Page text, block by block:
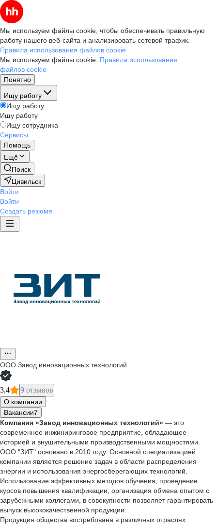
Мы используем файлы cookie, чтобы обеспечивать правильную
работу нашего веб-сайта и анализировать сетевой трафик.
Правила использования файлов cookie
Мы используем файлы cookie. Правила использования
файлов cookie
Понятно
Ищу работу
Ищу работу
Ищу работу
Ищу сотрудника
Сервисы
Помощь
Ещё
Поиск
Цивильск
Войти
Войти
Создать резюме
ООО Завод инновационных технологий
3,4 9 отзывов
О компании
Вакансии7
Компания «Завод инновационных технологий» — это
современное инжиниринговое предприятие, обладающее
историей и внушительными производственными мощностями.
ООО "ЗИТ" основано в 2010 году. Основной специализацией
компании является решение задач в области распределения
энергии и использования энергосберегающих технологий.
Использование эффективных методов обучения, проведение
курсов повышения квалификации, организация обмена опытом с
зарубежными коллегами, в совокупности позволяет гарантировать
выпуск высококачественной продукции.
Продукция общества востребована в различных отраслях